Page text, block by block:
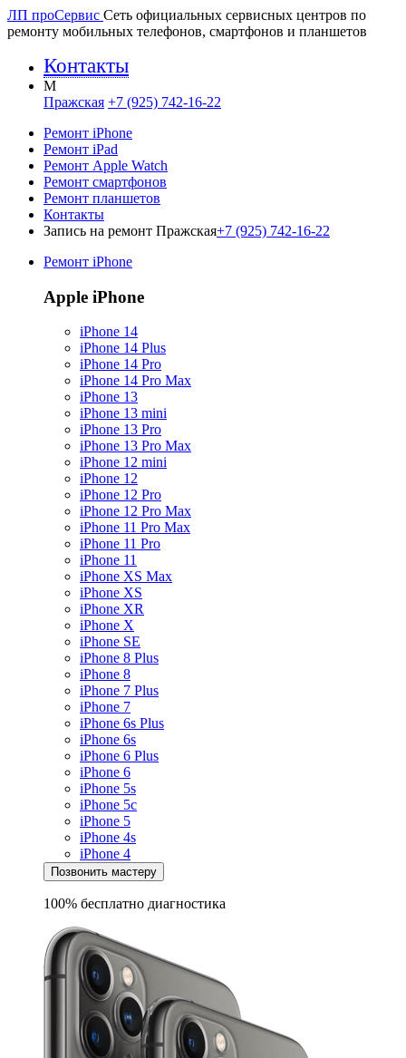
ЛП проСервис Сеть официальных сервисных центров по
ремонту мобильных телефонов, смартфонов и планшетов
Контакты
M
Пражская +7 (925) 742-16-22
Ремонт iPhone
Ремонт iPad
Ремонт Apple Watch
Ремонт смартфонов
Ремонт планшетов
Контакты
Запись на ремонт Пражская+7 (925) 742-16-22
Ремонт iPhone
Apple iPhone
iPhone 14
iPhone 14 Plus
iPhone 14 Pro
iPhone 14 Pro Max
iPhone 13
iPhone 13 mini
iPhone 13 Pro
iPhone 13 Pro Max
iPhone 12 mini
iPhone 12
iPhone 12 Pro
iPhone 12 Pro Max
iPhone 11 Pro Max
iPhone 11 Pro
iPhone 11
iPhone XS Max
iPhone XS
iPhone XR
iPhone X
iPhone SE
iPhone 8 Plus
iPhone 8
iPhone 7 Plus
iPhone 7
iPhone 6s Plus
iPhone 6s
iPhone 6 Plus
iPhone 6
iPhone 5s
iPhone 5c
iPhone 5
iPhone 4s
iPhone 4
Позвонить мастеру
100% бесплатно диагностика